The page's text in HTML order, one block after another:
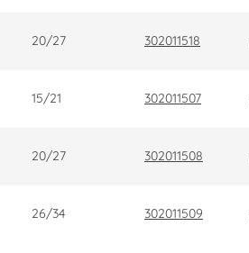
20/27 302011518
15/21 302011507
20/27 302011508
26/34 302011509